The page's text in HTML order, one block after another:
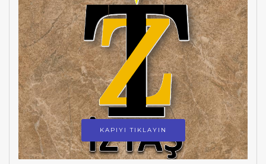
KAPIYI TIKLAYIN